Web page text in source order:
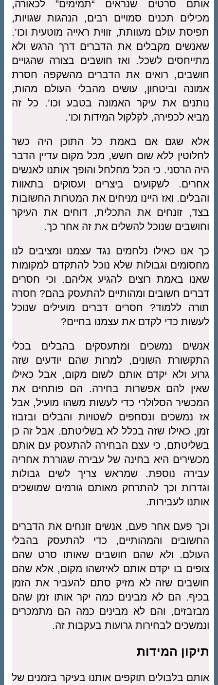
אותם סרטים שנראים “תמימים” לכאורה,
מכילים תכנים סמויים רבים, הנהגות שגויות,
תפיסת עולם מעוותת, זווית ראייה מוטעית וכו’.
שאנשים מקבלים את הדברים דרך הרגש ולא
מתייחסים לשכל. ואז חושבים בצורה שהגויים
חושבים, רואים את הדברים מהשקפה חסרת
אמונה וביטחון, עושים מהבלי העולם מהות,
נותנים את עיקר האמונה בטבע וכו’. כל זה
מביא לכפירה, לקלקול המידות וכו’.
אלא שגם אם באמת כל התוכן היה כשר
לחלוטין ללא שום חשש, מכל מקום עדיין הדבר
היה הרסני. כי הכל מחלחל והופך אותנו לאנשים
אחרים. לשקועים ביצרים ועסוקים בתאוות
והבלים. ואז היינו מניחים את המטרות החשובות
בצד, זונחים את התכלית, דוחים את העיקר
וחושבים שנוכל להשלים את זה אחר כך.
כך אנו כאילו נלחמים נגד עצמנו ומציבים לנו
מחסומים וגבולות שלא נוכל להתקדם למקומות
שאנו באמת רוצים להגיע אליהם. וכי חסרים
דברים חשובים ומהותיים להתעסק בהם? חסרה
תורה ללמוד? חסרים דברים מועילים שנוכל
לעשות כדי לקדם את עצמנו בחיים?
אנשים נמשכים ומתעסקים בהבלים בכלי
התקשורת השונים, למרות שהם יודעים שזה
גרוע ולא יקדם אותם לשום מקום, אבל כאילו
שאין להם אפשרות בחירה. הם פותחים את
המכשיר הסלולרי כדי לעשות משהו מועיל, אבל
אז נמשכים ונסחפים לשטויות והבלים ובזבוז
זמן, כאילו שזה בכלל לא בשליטתם. אבל זה כן
בשליטתם, כי עצם הבחירה להתעסק עם אותם
מכשירים היא בחינה של עבירה שגוררת אחריה
עבירה נוספת. שמראש צריך לשים גבולות
וגדרות וכך להתרחק מאותם גורמים שמושכים
אותנו לעבירות.
וכך פעם אחר פעם, אנשים זונחים את הדברים
החשובים והמהותיים, כדי להתעסק בהבלי
העולם. ולא שהם חושבים שאותו סרט שהם
צופים בו יקדם אותם לאיזשהו מקום, אלא שהם
חושבים שזה לא מזיק סתם להעביר את הזמן
בכיף. הם לא מבינים כמה יקר אותו זמן שהם
מבזבזים, והם לא מבינים כמה הם מתמכרים
ונמשכים לבחירות גרועות בעקבות זה.
תיקון המידות
אותם בלבולים תוקפים אותנו בעיקר בזמנים של